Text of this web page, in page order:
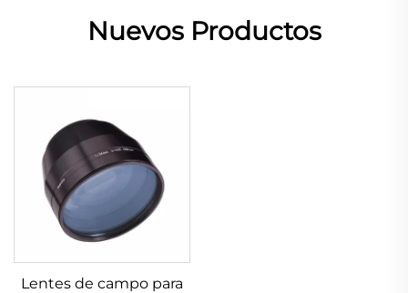
Nuevos Productos
Lentes de campo para